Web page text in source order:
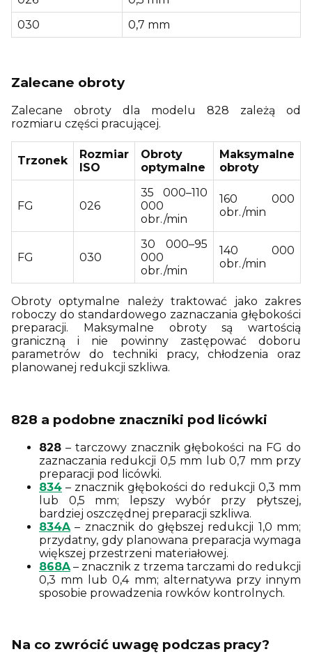
030
0,7 mm
Zalecane obroty
Zalecane obroty dla modelu 828 zależą od
rozmiaru części pracującej.
Trzonek
Rozmiar
ISO
Obroty
optymalne
Maksymalne
obroty
FG 026
35 000–110
000
obr./min
160 000
obr./min
FG 030
30 000–95
000
obr./min
140 000
obr./min
Obroty optymalne należy traktować jako zakres
roboczy do standardowego zaznaczania głębokości
preparacji. Maksymalne obroty są wartością
graniczną i nie powinny zastępować doboru
parametrów do techniki pracy, chłodzenia oraz
planowanej redukcji szkliwa.
828 a podobne znaczniki pod licówki
828 – tarczowy znacznik głębokości na FG do
zaznaczania redukcji 0,5 mm lub 0,7 mm przy
preparacji pod licówki.
834 – znacznik głębokości do redukcji 0,3 mm
lub 0,5 mm; lepszy wybór przy płytszej,
bardziej oszczędnej preparacji szkliwa.
834A – znacznik do głębszej redukcji 1,0 mm;
przydatny, gdy planowana preparacja wymaga
większej przestrzeni materiałowej.
868A – znacznik z trzema tarczami do redukcji
0,3 mm lub 0,4 mm; alternatywa przy innym
sposobie prowadzenia rowków kontrolnych.
Na co zwrócić uwagę podczas pracy?